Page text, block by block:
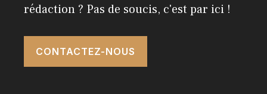
rédaction ? Pas de soucis, c'est par ici !
CONTACTEZ-NOUS